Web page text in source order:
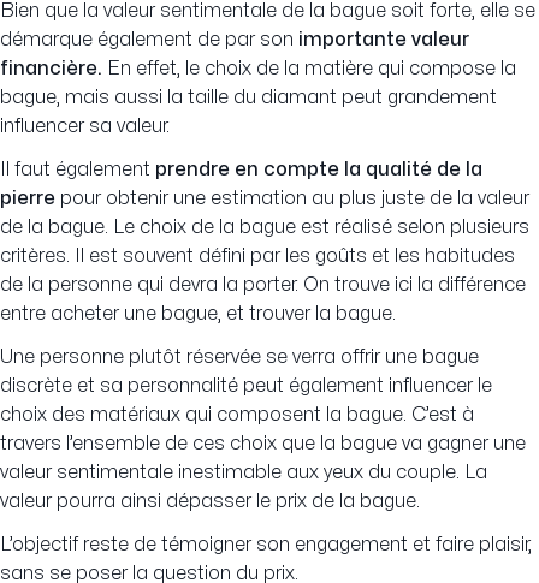
Bien que la valeur sentimentale de la bague soit forte, elle se
démarque également de par son importante valeur
financière. En effet, le choix de la matière qui compose la
bague, mais aussi la taille du diamant peut grandement
influencer sa valeur.
Il faut également prendre en compte la qualité de la
pierre pour obtenir une estimation au plus juste de la valeur
de la bague. Le choix de la bague est réalisé selon plusieurs
critères. Il est souvent défini par les goûts et les habitudes
de la personne qui devra la porter. On trouve ici la différence
entre acheter une bague, et trouver la bague.
Une personne plutôt réservée se verra offrir une bague
discrète et sa personnalité peut également influencer le
choix des matériaux qui composent la bague. C’est à
travers l’ensemble de ces choix que la bague va gagner une
valeur sentimentale inestimable aux yeux du couple. La
valeur pourra ainsi dépasser le prix de la bague.
L’objectif reste de témoigner son engagement et faire plaisir,
sans se poser la question du prix.